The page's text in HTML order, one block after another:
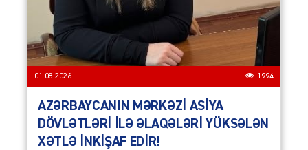
01.08.2026 1994
AZƏRBAYCANIN MƏRKƏZİ ASİYA
DÖVLƏTLƏRİ İLƏ ƏLAQƏLƏRİ YÜKSƏLƏN
XƏTLƏ İNKİŞAF EDİR!